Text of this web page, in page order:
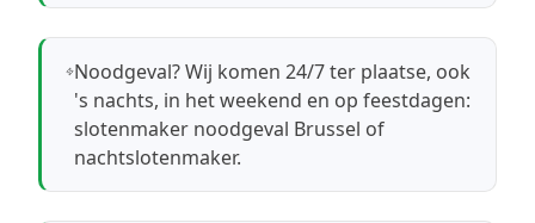
Noodgeval? Wij komen 24/7 ter plaatse, ook
's nachts, in het weekend en op feestdagen:
slotenmaker noodgeval Brussel of
nachtslotenmaker.